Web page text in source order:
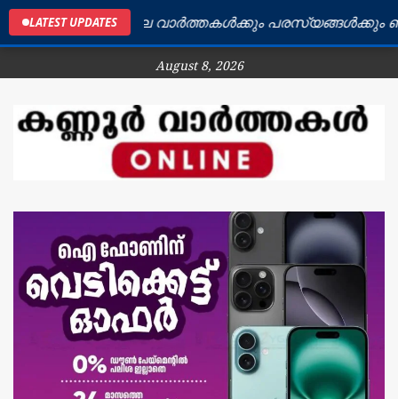
LATEST UPDATES
ജില്ലയിലെ വാർത്തകൾക്കും പരസ്യങ്ങൾക്കും
August 8, 2026